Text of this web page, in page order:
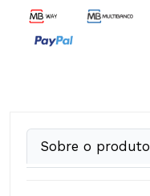
Sobre o produto